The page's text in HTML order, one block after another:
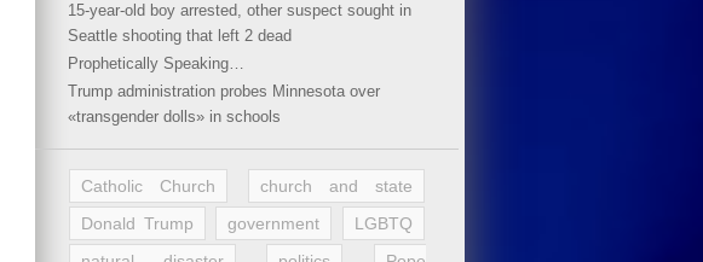
15-year-old boy arrested, other suspect sought in
Seattle shooting that left 2 dead
Prophetically Speaking…
Trump administration probes Minnesota over
«transgender dolls» in schools
Catholic Church
church and state
Donald Trump
government
LGBTQ